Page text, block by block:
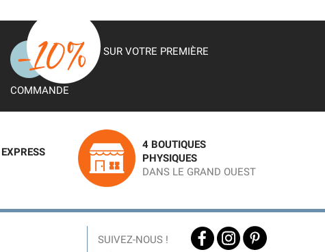
SUR VOTRE PREMIÈRE
COMMANDE
4 BOUTIQUES
PHYSIQUES
DANS LE GRAND OUEST
SUIVEZ-NOUS !